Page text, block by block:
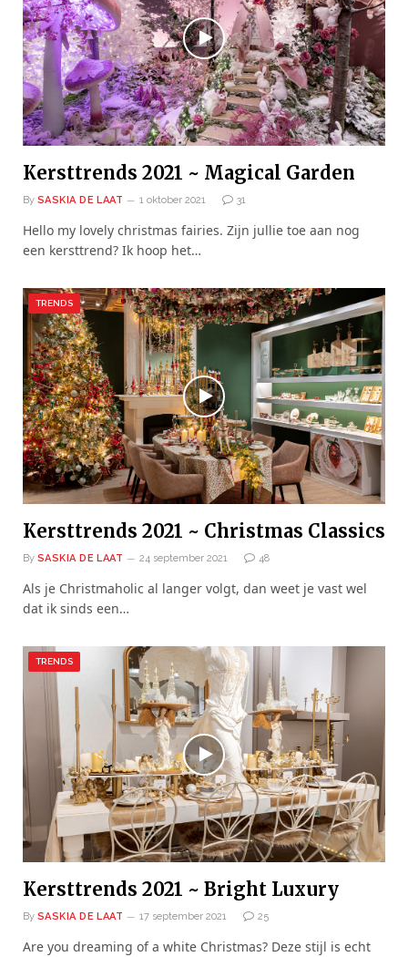
Kersttrends 2021 ~ Magical Garden
By SASKIA DE LAAT 1 oktober 2021 31
Hello my lovely christmas fairies. Zijn jullie toe aan nog
een kersttrend? Ik hoop het…
TRENDS
Kersttrends 2021 ~ Christmas Classics
By SASKIA DE LAAT 24 september 2021 48
Als je Christmaholic al langer volgt, dan weet je vast wel
dat ik sinds een…
TRENDS
Kersttrends 2021 ~ Bright Luxury
By SASKIA DE LAAT 17 september 2021 25
Are you dreaming of a white Christmas? Deze stijl is echt